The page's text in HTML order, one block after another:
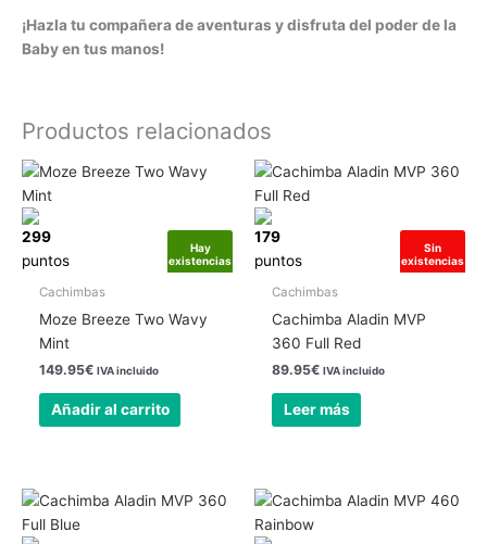
¡Hazla tu compañera de aventuras y disfruta del poder de la
Baby en tus manos!
Productos relacionados
Hay
existencias
299
puntos
Cachimbas
Moze Breeze Two Wavy
Mint
149.95€ IVA incluido
Añadir al carrito
Sin
existencias
179
puntos
Cachimbas
Cachimba Aladin MVP
360 Full Red
89.95€ IVA incluido
Leer más